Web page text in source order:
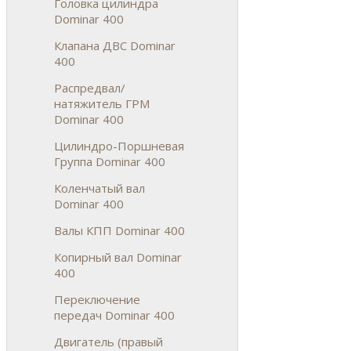
Dominar 400
Клапана ДВС Dominar
400
Распредвал/
натяжитель ГРМ
Dominar 400
Цилиндро-Поршневая
Группа Dominar 400
Коленчатый вал
Dominar 400
Валы КПП Dominar 400
Копирный вал Dominar
400
Переключение
передач Dominar 400
Двигатель (правый